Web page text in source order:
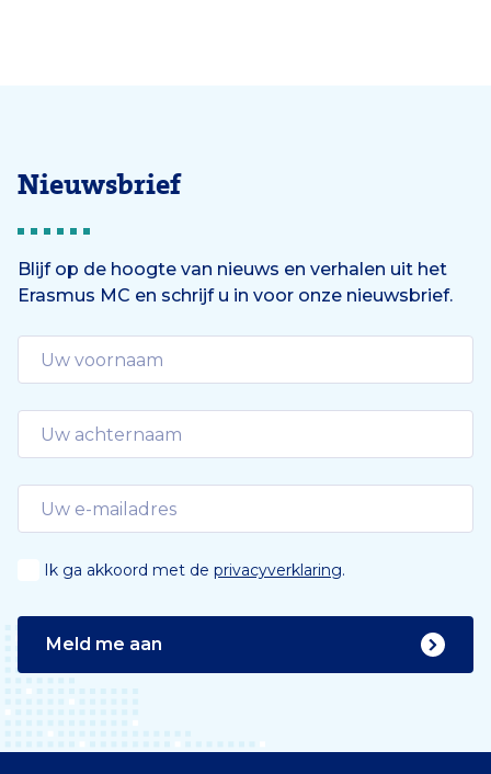
Nieuwsbrief
Blijf op de hoogte van nieuws en verhalen uit het
Erasmus MC en schrijf u in voor onze nieuwsbrief.
Ik ga akkoord met de privacyverklaring.
Meld me aan